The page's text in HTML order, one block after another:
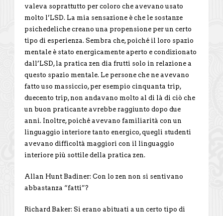
valeva soprattutto per coloro che avevano usato
molto l’LSD. La mia sensazione è che le sostanze
psichedeliche creano una propensione per un certo
tipo di esperienza. Sembra che, poiché il loro spazio
mentale è stato energicamente aperto e condizionato
dall’LSD, la pratica zen dia frutti solo in relazione a
questo spazio mentale. Le persone che ne avevano
fatto uso massiccio, per esempio cinquanta trip,
duecento trip, non andavano molto al di là di ciò che
un buon praticante avrebbe raggiunto dopo due
anni. Inoltre, poiché avevano familiarità con un
linguaggio interiore tanto energico, quegli studenti
avevano difficoltà maggiori con il linguaggio
interiore più sottile della pratica zen.
Allan Hunt Badiner: Con lo zen non si sentivano
abbastanza “fatti”?
Richard Baker: Si erano abituati a un certo tipo di